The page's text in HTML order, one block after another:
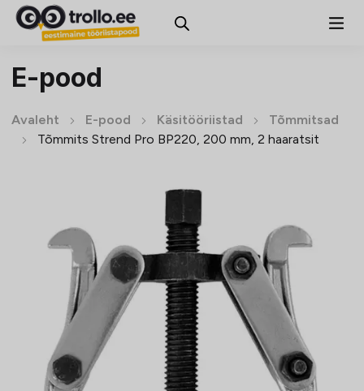
E-pood
Avaleht E-pood Käsitööriistad
Tõmmitsad
Tõmmits Strend Pro BP220, 200 mm, 2 haaratsit